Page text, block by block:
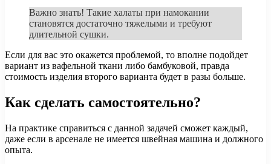
Важно знать! Такие халаты при намокании
становятся достаточно тяжелыми и требуют
длительной сушки.
Если для вас это окажется проблемой, то вполне подойдет
вариант из вафельной ткани либо бамбуковой, правда
стоимость изделия второго варианта будет в разы больше.
Как сделать самостоятельно?
На практике справиться с данной задачей сможет каждый,
даже если в арсенале не имеется швейная машина и должного
опыта.